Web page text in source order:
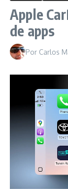
Apple
de apps
Por Carlos